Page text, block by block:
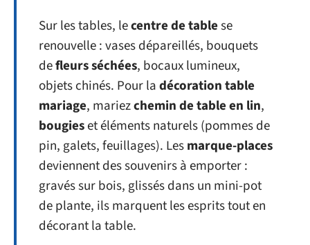
Sur les tables, lecentre de tablese
renouvelle : vases dépareillés, bouquets
defleurs séchées, bocaux lumineux,
objets chinés. Pour ladécoration table
mariage, mariezchemin de table en lin,
bougieset éléments naturels (pommes de
pin, galets, feuillages). Lesmarque-places
deviennent des souvenirs à emporter :
gravés sur bois, glissés dans un mini-pot
de plante, ils marquent les esprits tout en
décorant la table.